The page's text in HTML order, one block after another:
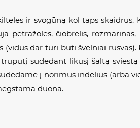
ir svogūną kol taps skaidrus.
petražolės, čiobrelis, rozmarinas,
dar turi būti švelniai
sudedant likusį šaltą
į norimus indelius (arba
duona.